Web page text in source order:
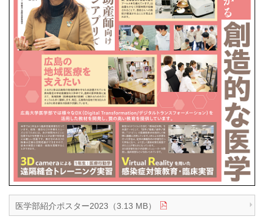
医学部紹介ポスター2023（3.13 MB）